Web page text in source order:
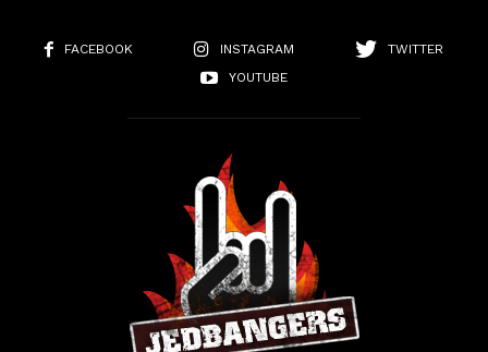
FACEBOOK INSTAGRAM
TWITTER
YOUTUBE